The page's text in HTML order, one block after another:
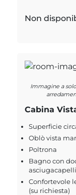
Non
Immagine a
Cabina
Superficie
Oblò vista
Poltrona
Bagno con
asciugacapelli
Confortevole
(su richiesta)